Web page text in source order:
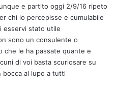
e partito oggi 2/9/16 ripeto
chi lo percepisse e cumulabile
esservi stato utile
sono un consulente o
che le ha passate quante e
di voi basta scuriosare su
al lupo a tutti